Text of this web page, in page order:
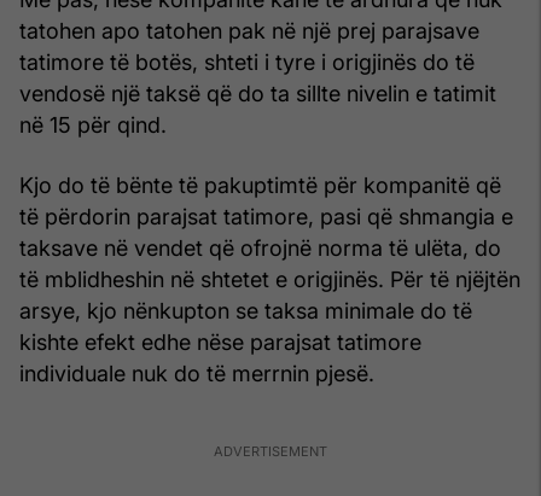
tatohen apo tatohen pak në një prej parajsave
tatimore të botës, shteti i tyre i origjinës do të
vendosë një taksë që do ta sillte nivelin e tatimit
në 15 për qind.
Kjo do të bënte të pakuptimtë për kompanitë që
të përdorin parajsat tatimore, pasi që shmangia e
taksave në vendet që ofrojnë norma të ulëta, do
të mblidheshin në shtetet e origjinës. Për të njëjtën
arsye, kjo nënkupton se taksa minimale do të
kishte efekt edhe nëse parajsat tatimore
individuale nuk do të merrnin pjesë.